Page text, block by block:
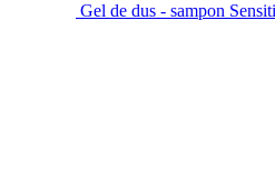
Gel de dus - sampon